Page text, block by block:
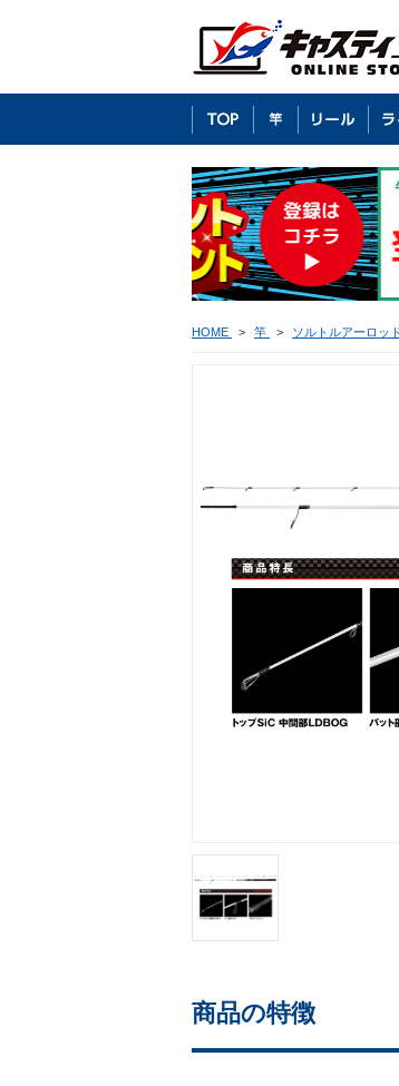
HOME > 竿 > ソルトルアーロッ
商品の特徴